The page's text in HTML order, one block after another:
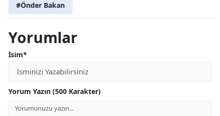
#Önder Bakan
Yorumlar
İsim*
Yorum Yazın (500 Karakter)